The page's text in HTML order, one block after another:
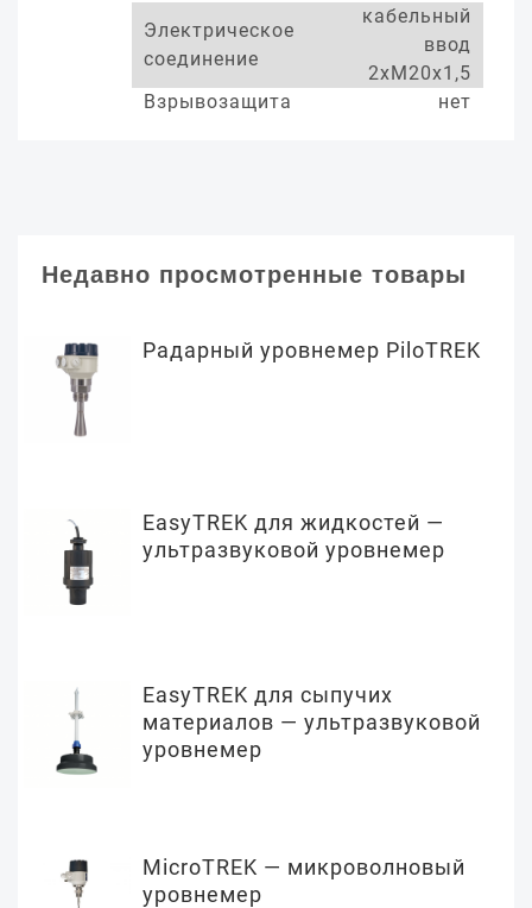
Электрическое
соединение
кабельный
ввод
2хМ20х1,5
Взрывозащита
нет
Недавно просмотренные товары
Радарный уровнемер PiloTREK
EasyTREK для жидкостей —
ультразвуковой уровнемер
EasyTREK для сыпучих
материалов — ультразвуковой
уровнемер
MicroTREK — микроволновый
уровнемер